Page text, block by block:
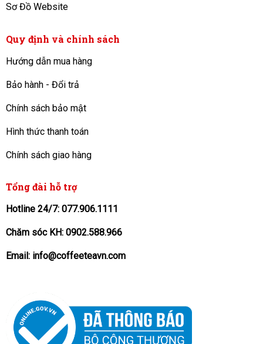
Sơ Đồ Website
Quy định và chính sách
Hướng dẫn mua hàng
Bảo hành - Đổi trả
Chính sách bảo mật
Hình thức thanh toán
Chính sách giao hàng
Tổng đài hỗ trợ
Hotline 24/7: 077.906.1111
Chăm sóc KH: 0902.588.966
Email: info@coffeeteavn.com